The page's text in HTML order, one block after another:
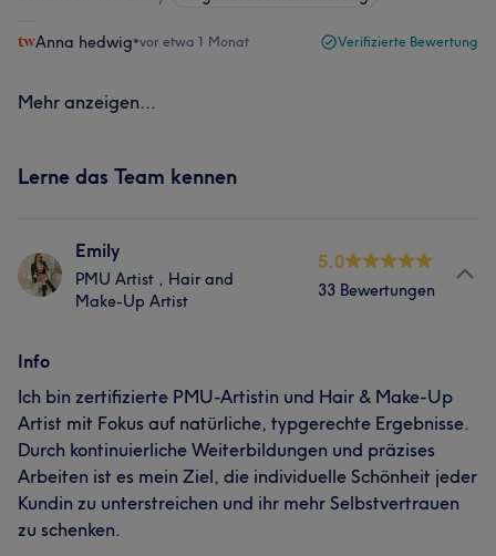
Anna hedwig•vor etwa 1 Monat Verifizierte Bewertung
Mehr anzeigen...
Lerne das Team kennen
Emily
PMU Artist , Hair and
Make-Up Artist
5.0
33 Bewertungen
Info
Ich bin zertifizierte PMU-Artistin und Hair & Make-Up
Artist mit Fokus auf natürliche, typgerechte Ergebnisse.
Durch kontinuierliche Weiterbildungen und präzises
Arbeiten ist es mein Ziel, die individuelle Schönheit jeder
Kundin zu unterstreichen und ihr mehr Selbstvertrauen
zu schenken.